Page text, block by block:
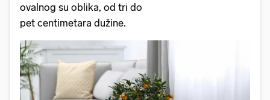
ovalnog su oblika, od tri do
pet centimetara dužine.